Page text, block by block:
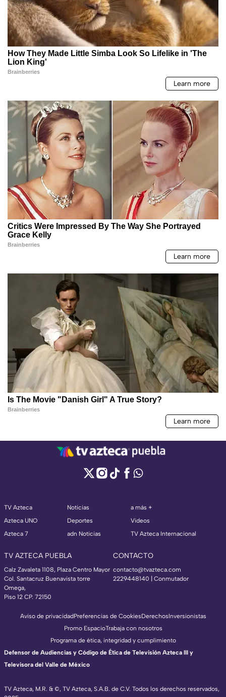
TV Azteca
Azteca UNO
Azteca 7
Noticias
Deportes
adn Noticias
a más +
Videos
TV Azteca Internacional
TV AZTECA PUEBLA
Calz Zavaleta 1108, Plaza Centro Mayor
Col. Santacruz Buenavista torre
Omega,
Piso 12 CP. 72150
CONTACTO
contacto@tvazteca.com
2229448140 | Conmutador
TV Azteca, M.R. & ©, TV Azteca, S.A.B. de C.V. Todos los derechos reservados,
Aviso de privacidadPreferencias de CookiesDerechosInversionistas
Promo EspacioTrabaja con nosotros
Programa de ética, integridad y cumplimiento
Defensor de Audiencias y Código de Ética de Televisión Azteca III y
Televisora del Valle de México